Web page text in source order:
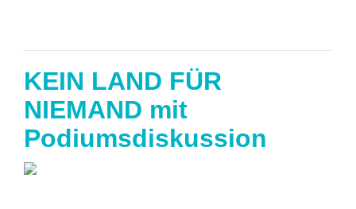
KEIN LAND FÜR
NIEMAND mit
Podiumsdiskussion